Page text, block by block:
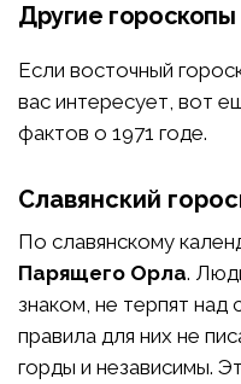
Другие гороскопы
Если восточный
вас интересует, вот
фактов о 1971 годе.
Славянский
По славянскому
Парящего Орла.
знаком, не терпят над
правила для них не
горды и независимы.